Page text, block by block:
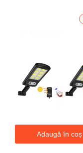
Adaugă în coș